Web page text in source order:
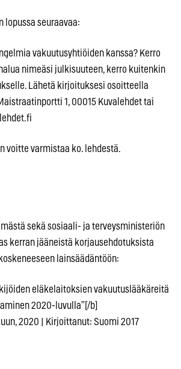
lopussa seuraavaa:
vakuutusyhtiöiden kanssa? Kerro
nimeäsi julkisuuteen, kerro kuitenkin
Lähetä kirjoituksesi osoitteella
1, 00015 Kuvalehdet tai
voitte varmistaa ko. lehdestä.
sekä sosiaali- ja terveysministeriön
kerran jääneistä korjausehdotuksista
lainsäädäntöön:
eläkelaitoksien vakuutuslääkäreitä
2020-luvulla”[/b]
2020 | Kirjoittanut: Suomi 2017